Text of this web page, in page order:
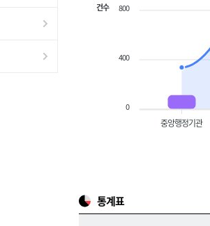
800
400
0
건수
중앙행정기관
통계표